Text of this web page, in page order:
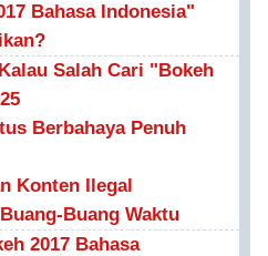
Bahasa Indonesia"
Salah Cari "Bokeh
Berbahaya Penuh
Konten Ilegal
Buang Waktu
2017 Bahasa